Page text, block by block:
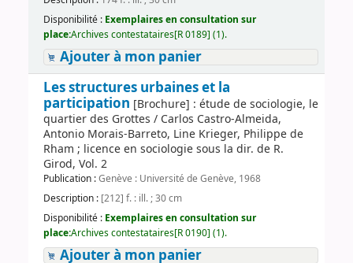
Disponibilité : Exemplaires en consultation sur
place:Archives contestataires[R 0189] (1).
Ajouter à mon panier
Les structures urbaines et la
participation [Brochure] : étude de sociologie, le
quartier des Grottes / Carlos Castro-Almeida,
Antonio Morais-Barreto, Line Krieger, Philippe de
Rham ; licence en sociologie sous la dir. de R.
Girod, Vol. 2
Publication :Genève : Université de Genève, 1968
Description : [212] f. : ill. ; 30 cm
Disponibilité : Exemplaires en consultation sur
place:Archives contestataires[R 0190] (1).
Ajouter à mon panier